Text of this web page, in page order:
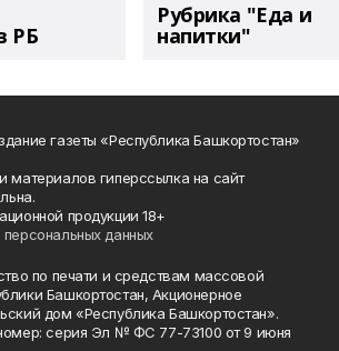
РБ
Рубрика "Еда и
напитки"
газеты «Республика Башкортостан»
материалов гиперссылка на сайт
продукции 18+
данных
по печати и средствам массовой
Башкортостан, Акционерное
дом «Республика Башкортостан».
серия Эл № ФС 77-73100 от 9 июня